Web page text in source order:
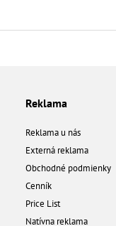
Reklama
Reklama u nás
Externá reklama
Obchodné podmienky
Cenník
Price List
Natívna reklama